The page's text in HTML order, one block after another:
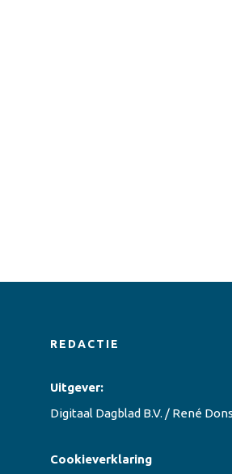
REDACTIE
Uitgever:
Digitaal Dagblad B.V. / René Dons
Cookieverklaring